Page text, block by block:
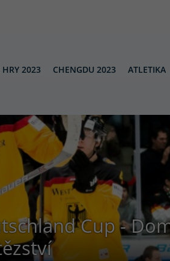
HRY 2023 CHENGDU 2023 ATLETIKA
Cup -